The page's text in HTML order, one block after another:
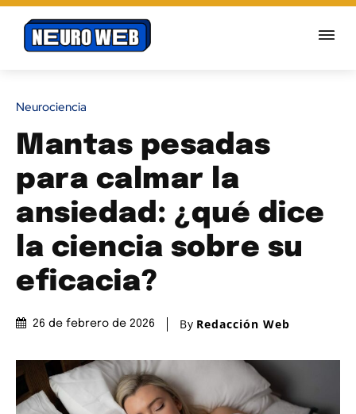
Neurociencia
Mantas pesadas
para calmar la
ansiedad: ¿qué dice
la ciencia sobre su
eficacia?
26 de febrero de 2026 By Redacción Web